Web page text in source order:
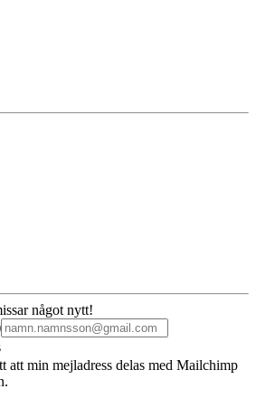
något nytt!
att min mejladress delas med Mailchimp